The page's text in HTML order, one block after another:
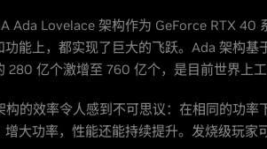
Ada Lovelace 架构作为 GeForce RTX 40
功能上，都实现了巨大的飞跃。Ada 架构
280 亿个激增至 760 亿个，是目前世界上工
构的效率令人感到不可思议：在相同的功
增大功率，性能还能持续提升。发烧级玩家